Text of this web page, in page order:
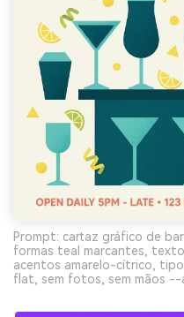
Prompt: cartaz gráfico de
formas teal marcantes,
acentos amarelo-cítrico,
flat, sem fotos, sem mãos --